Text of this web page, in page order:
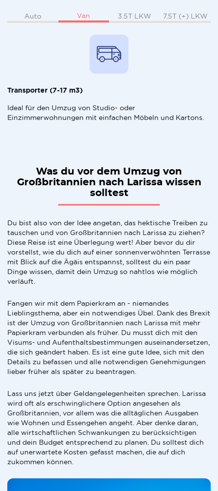
Auto Van 3.5T LKW 7.5T (+) LKW
Transporter (7-17 m3)
Ideal für den Umzug von Studio- oder
Einzimmerwohnungen mit einfachen Möbeln und Kartons.
Was du vor dem Umzug von
Großbritannien nach Larissa wissen
solltest
Du bist also von der Idee angetan, das hektische Treiben zu
tauschen und von Großbritannien nach Larissa zu ziehen?
Diese Reise ist eine Überlegung wert! Aber bevor du dir
vorstellst, wie du dich auf einer sonnenverwöhnten Terrasse
mit Blick auf die Ägäis entspannst, solltest du ein paar
Dinge wissen, damit dein Umzug so nahtlos wie möglich
verläuft.
Fangen wir mit dem Papierkram an - niemandes
Lieblingsthema, aber ein notwendiges Übel. Dank des Brexit
ist der Umzug von Großbritannien nach Larissa mit mehr
Papierkram verbunden als früher. Du musst dich mit den
Visums- und Aufenthaltsbestimmungen auseinandersetzen,
die sich geändert haben. Es ist eine gute Idee, sich mit den
Details zu befassen und alle notwendigen Genehmigungen
lieber früher als später zu beantragen.
Lass uns jetzt über Geldangelegenheiten sprechen. Larissa
wird oft als erschwinglichere Option angesehen als
Großbritannien, vor allem was die alltäglichen Ausgaben
wie Wohnen und Essengehen angeht. Aber denke daran,
alle wirtschaftlichen Schwankungen zu berücksichtigen
und dein Budget entsprechend zu planen. Du solltest dich
auf unerwartete Kosten gefasst machen, die auf dich
zukommen können.